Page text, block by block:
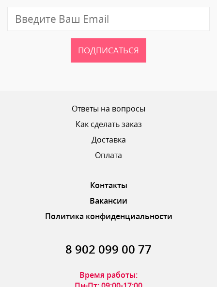
ОТПРАВИТЬ ОТЗЫВ
ПОДПИСАТЬСЯ
Ответы на вопросы
Как сделать заказ
Доставка
Оплата
Контакты
Вакансии
Политика конфиденциальности
8 902 099 00 77
Время работы: